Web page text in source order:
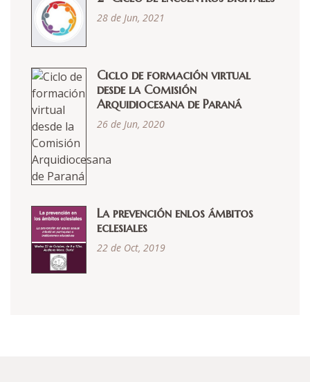
28 de Jun, 2021
Ciclo de formación virtual
desde la Comisión
Arquidiocesana de Paraná
26 de Jun, 2020
La prevención enlos ámbitos
eclesiales
22 de Oct, 2019